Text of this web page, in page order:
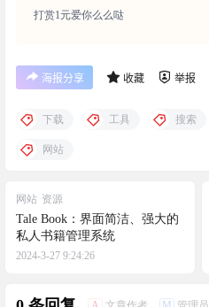
打赏1元爱你么么哒
海报分享 收藏 举报
下载 工具 搜索
网站
网站 资源
Tale Book：界面简洁、强大的
私人书籍管理系统
2024-3-27 9:24:26